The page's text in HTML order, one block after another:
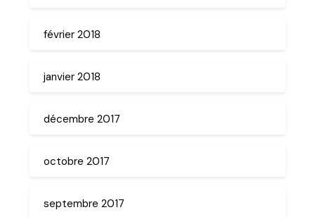
février 2018
janvier 2018
décembre 2017
octobre 2017
septembre 2017